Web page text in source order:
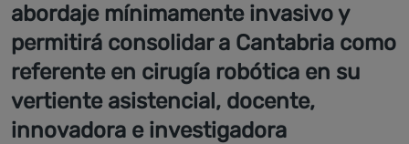
abordaje mínimamente invasivo y
permitirá consolidar a Cantabria como
referente en cirugía robótica en su
vertiente asistencial, docente,
innovadora e investigadora